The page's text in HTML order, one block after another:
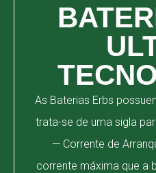
As Baterias Erbs
trata-se de uma sigla
— Corrente de
corrente máxima que a